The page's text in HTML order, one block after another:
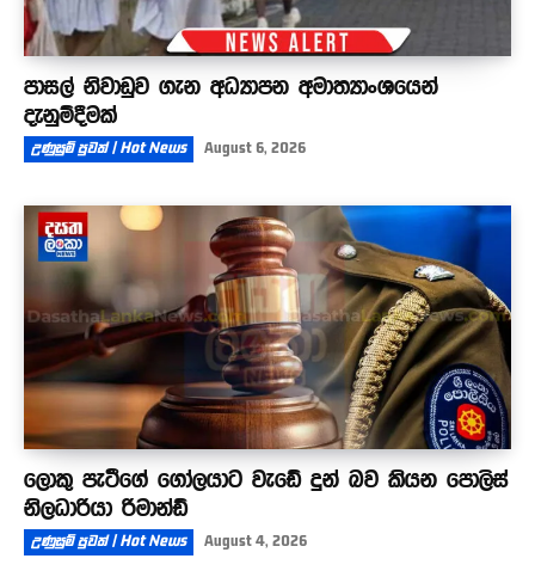
පාසල් නිවාඩුව ගැන අධ්‍යාපන අමාත්‍යාංශයෙන්
දැනුම්දීමක්
උණුසුම් පුවත් | Hot News August 6, 2026
ලොකු පැටීගේ ගෝලයාට වැඩේ දුන් බව කියන පොලිස්
නිලධාරියා රිමාන්ඩ්
උණුසුම් පුවත් | Hot News August 4, 2026